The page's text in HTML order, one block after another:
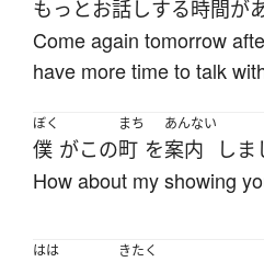
もっとお話しする時間が
Come again tomorrow
have more time to talk
ぼく
僕 がこの
まち
町 を
あんない
案内 し ま
How about my showing
はは
きたく